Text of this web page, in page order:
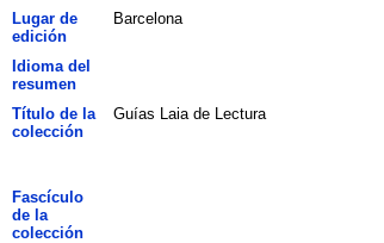
Lugar de
edición
Barcelona
Idioma del
resumen
Título de la
colección
Guías Laia de Lectura
Fascículo
de la
colección